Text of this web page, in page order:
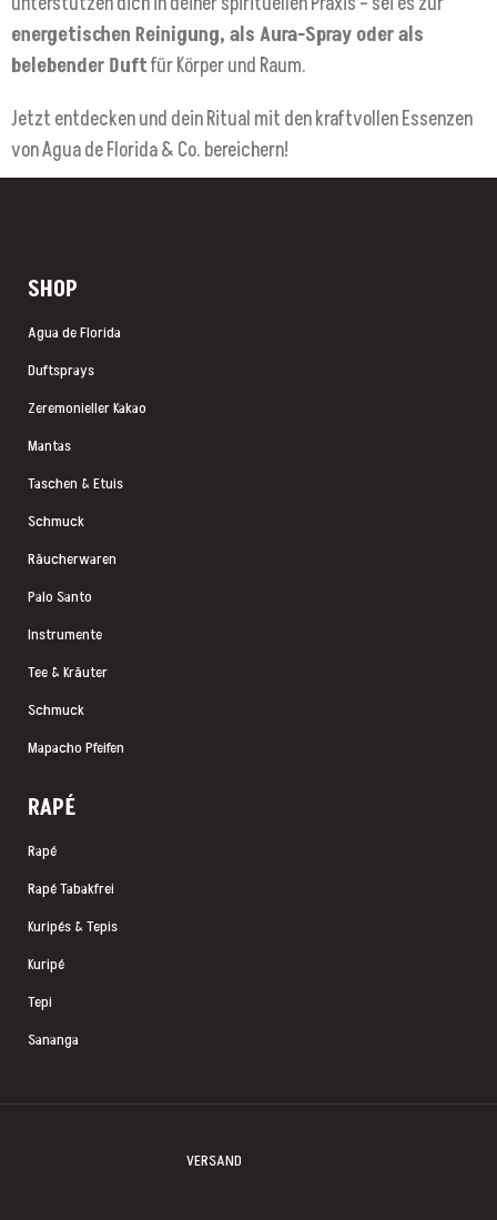
energetischen Reinigung, als Aura-Spray oder als
belebender Duftfür Körper und Raum.
Jetzt entdecken und dein Ritual mit den kraftvollen Essenzen
von Agua de Florida & Co. bereichern!
SHOP
Agua de Florida
Duftsprays
Zeremonieller Kakao
Mantas
Taschen & Etuis
Schmuck
Räucherwaren
Palo Santo
Instrumente
Tee & Kräuter
Schmuck
Mapacho Pfeifen
RAPÉ
Rapé
Rapé Tabakfrei
Kuripés & Tepis
Kuripé
Tepi
Sananga
VERSAND